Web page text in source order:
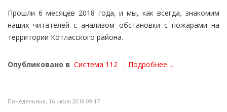
Прошли 6 месяцев 2018 года, и мы, как всегда, знакомим
наших читателей с анализом обстановки с пожарами на
территории Котласского района.
Опубликовано в Система 112 Подробнее ...
Понедельник, 16 июля 2018 09:17